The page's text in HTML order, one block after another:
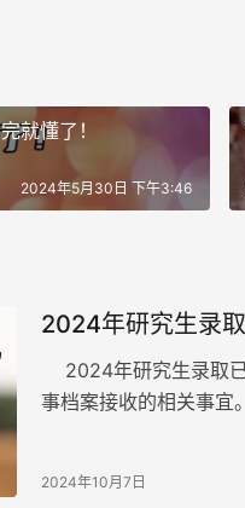
就懂了！
2024年5月30日 下午3:46
2024年研究生录
2024年研究生录取已
事档案接收的相关事宜
2024年10月7日